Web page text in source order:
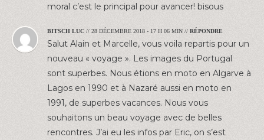
moral c’est le principal pour avancer! bisous
BITSCH LUC // 28 DÉCEMBRE 2018 - 17 H 06 MIN // RÉPONDRE
Salut Alain et Marcelle, vous voila repartis pour un
nouveau « voyage ». Les images du Portugal
sont superbes. Nous étions en moto en Algarve à
Lagos en 1990 et à Nazaré aussi en moto en
1991, de superbes vacances. Nous vous
souhaitons un beau voyage avec de belles
rencontres. J’ai eu les infos par Eric, on s’est